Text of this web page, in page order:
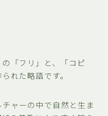
「フリ」と、「コピ
れた略語です。
ャーの中で自然と生ま